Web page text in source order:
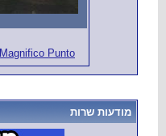
Magnifico Punto!
מודעות שרות